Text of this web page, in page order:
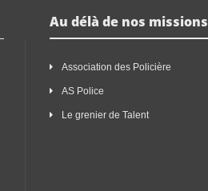
Au délà de nos missions
Association des Policière
AS Police
Le grenier de Talent